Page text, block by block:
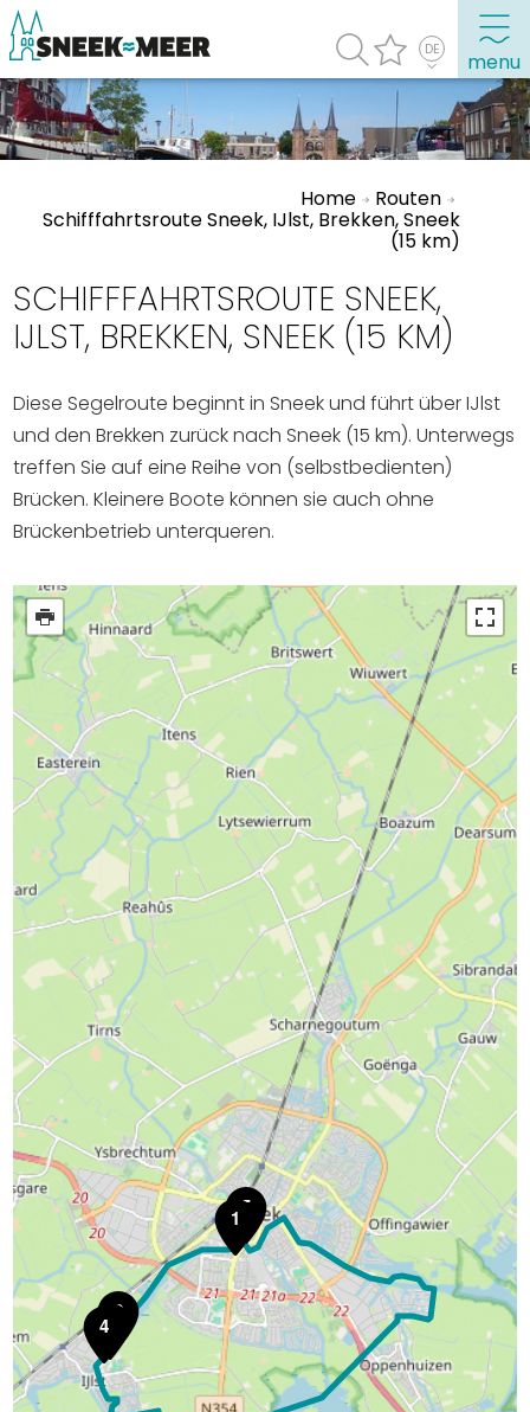
menu
Entdecken Sie Sneek
Informationen
Highlights
Sehenswürdigkeiten
Essen, Trinken, Ausgehen
Wassersport
Übernachten
Einkaufen
Veranstaltungskalender
Häufig besuchte Seiten:
Stadtplan
Sneek mit Kinder
VVV Sneek
Drahtloses Internet
Sehenswürdigkeiten
Home Routen
Schifffahrtsroute Sneek, IJlst, Brekken, Sneek
(15 km)
SCHIFFFAHRTSROUTE SNEEK,
IJLST, BREKKEN, SNEEK (15 KM)
Diese Segelroute beginnt in Sneek und führt über IJlst
und den Brekken zurück nach Sneek (15 km). Unterwegs
treffen Sie auf eine Reihe von (selbstbedienten)
Brücken. Kleinere Boote können sie auch ohne
Brückenbetrieb unterqueren.
1
2
3
4
5